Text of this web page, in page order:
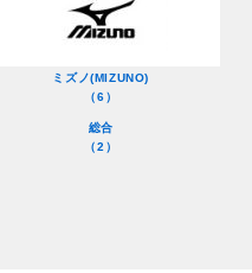
ミズノ(MIZUNO)
（6）
総合
（2）